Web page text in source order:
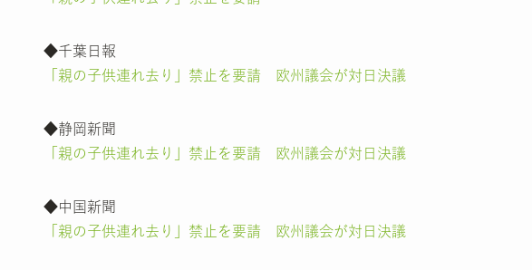
◆千葉日報
「親の子供連れ去り」禁止を要請 欧州議会が対日決議
◆静岡新聞
「親の子供連れ去り」禁止を要請 欧州議会が対日決議
◆中国新聞
「親の子供連れ去り」禁止を要請 欧州議会が対日決議